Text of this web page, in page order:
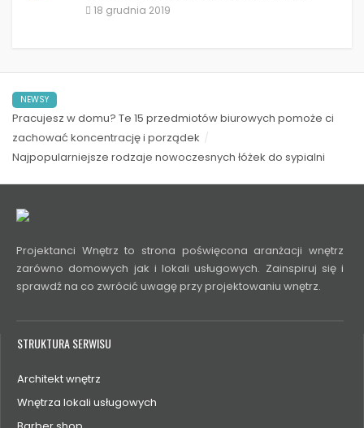
18 grudnia 2019
NEWSY
Pracujesz w domu? Te 15 przedmiotów biurowych pomoże ci
zachować koncentrację i porządek
Najpopularniejsze rodzaje nowoczesnych łóżek do sypialni
Projektanci Wnętrz to strona poświęcona aranżacji wnętrz
zarówno domowych jak i lokali usługowych. Zainspiruj się i
sprawdź na co zwrócić uwagę przy projektowaniu wnętrz.
STRUKTURA SERWISU
Architekt wnętrz
Wnętrza lokali usługowych